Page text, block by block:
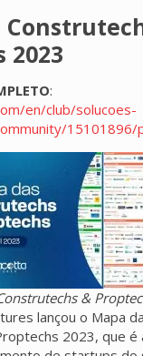
2023
:
en/club/solucoes-
&
lançou o Mapa
2023, que é